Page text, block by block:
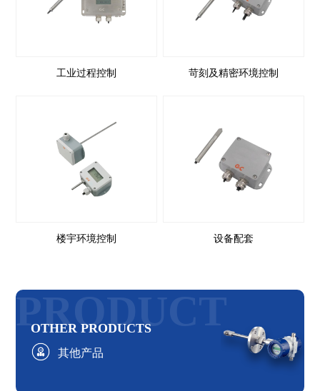
工业过程控制 苛刻及精密环境控制
楼宇环境控制 设备配套
PRODUCT
OTHER PRODUCTS
其他产品